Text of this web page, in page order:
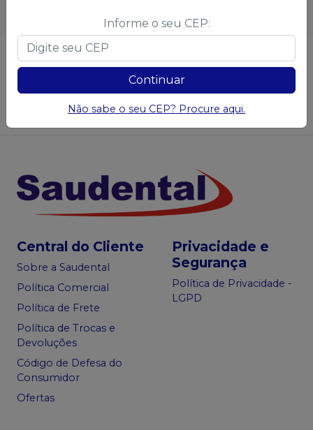
Não achou algum produto? Sugira para a
Saudental
Sugerir produtos
Central do Cliente
Sobre a Saudental
Política Comercial
Política de Frete
Política de Trocas e
Devoluções
Código de Defesa do
Consumidor
Ofertas
Privacidade e
Segurança
Política de Privacidade -
LGPD
Informe o seu CEP:
Continuar
Não sabe o seu CEP? Procure aqui.